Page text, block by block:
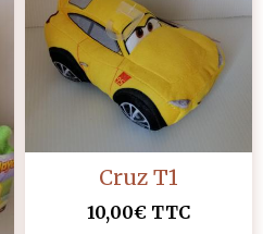
Cruz T1
10,00€ TTC